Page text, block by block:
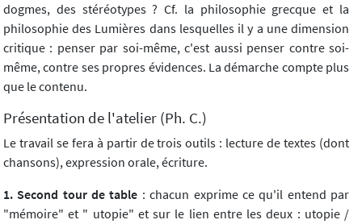
dogmes, des stéréotypes ? Cf. la philosophie grecque et la
philosophie des Lumières dans lesquelles il y a une dimension
critique : penser par soi-même, c'est aussi penser contre soi-
même, contre ses propres évidences. La démarche compte plus
que le contenu.
Présentation de l'atelier (Ph. C.)
Le travail se fera à partir de trois outils : lecture de textes (dont
chansons), expression orale, écriture.
1. Second tour de table : chacun exprime ce qu'il entend par
"mémoire" et " utopie" et sur le lien entre les deux : utopie /